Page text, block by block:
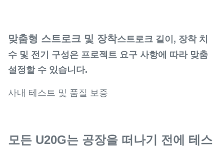
맞춤형 스트로크 및 장착스트로크 길이, 장착 치
수 및 전기 구성은 프로젝트 요구 사항에 따라 맞춤
설정할 수 있습니다.
사내 테스트 및 품질 보증
모든 U20G는 공장을 떠나기 전에 테스